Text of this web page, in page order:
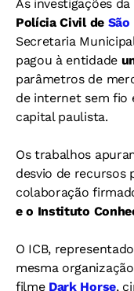
As investigações da
Polícia Civil de São
Secretaria
pagou à entidade
parâmetros de
de internet sem fio
capital paulista.
Os trabalhos
desvio de recursos
colaboração
e o Instituto
O ICB,
mesma
filme Dark Horse,